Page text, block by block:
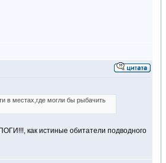
в местах,где могли бы рыбачить
как истиные обитатели подводного